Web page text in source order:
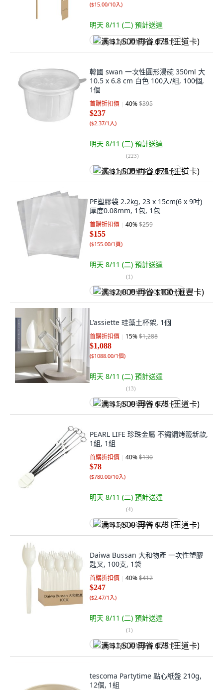
($15.00/10入)
明天 8/11 (二) 預計送達
满 $1,500 再省 $75 (王道卡)
韓國 swan 一次性圓形湯碗 350ml 大
10.5 x 6.8 cm 白色 100入/組, 100個,
1個
首購折扣價 40%$395
$237
($2.37/1入)
明天 8/11 (二) 預計送達
(223)
满 $1,500 再省 $75 (王道卡)
PE塑膠袋 2.2kg, 23 x 15cm(6 x 9吋)
厚度0.08mm, 1包, 1包
首購折扣價 40%$259
$155
($155.00/1頁)
明天 8/11 (二) 預計送達
(1)
满 $2,000 再省 $100 (滙豐卡)
L'assiette 珪藻土杯架, 1個
首購折扣價 15%$1,288
$1,088
($1088.00/1個)
明天 8/11 (二) 預計送達
(13)
满 $1,500 再省 $75 (王道卡)
PEARL LIFE 珍珠金屬 不鏽鋼烤籤新款,
1組, 1組
首購折扣價 40%$130
$78
($780.00/10入)
明天 8/11 (二) 預計送達
(4)
满 $1,500 再省 $75 (王道卡)
Daiwa Bussan 大和物產 一次性塑膠
匙叉, 100支, 1袋
首購折扣價 40%$412
$247
($2.47/1入)
明天 8/11 (二) 預計送達
(1)
满 $1,500 再省 $75 (王道卡)
tescoma Partytime 點心紙盤 210g,
12個, 1組